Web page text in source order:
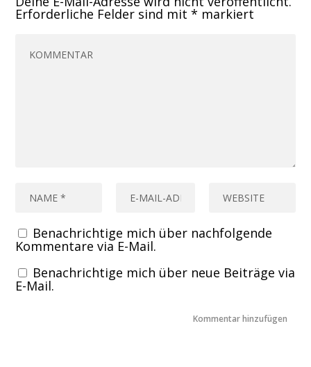
Erforderliche Felder sind mit* markiert
Benachrichtige mich über nachfolgende
Kommentare via E-Mail.
Benachrichtige mich über neue Beiträge via
E-Mail.